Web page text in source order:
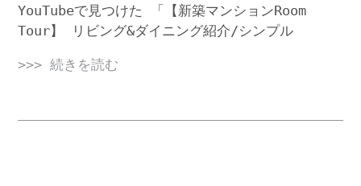
YouTubeで見つけた 「【新築マンションRoom
Tour】 リビング&ダイニング紹介/シンプル
>>> 続きを読む